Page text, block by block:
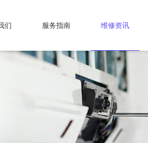
们 服务指南 维修资讯